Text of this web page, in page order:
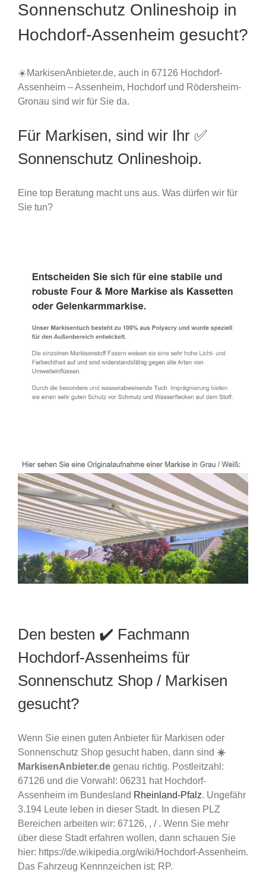
Sonnenschutz Onlineshoip in
Hochdorf-Assenheim gesucht?
☀️MarkisenAnbieter.de, auch in 67126 Hochdorf-
Assenheim – Assenheim, Hochdorf und Rödersheim-
Gronau sind wir für Sie da.
Für Markisen, sind wir Ihr ✅
Sonnenschutz Onlineshoip.
Eine top Beratung macht uns aus. Was dürfen wir für
Sie tun?
Den besten ✔️ Fachmann
Hochdorf-Assenheims für
Sonnenschutz Shop / Markisen
gesucht?
Wenn Sie einen guten Anbieter für Markisen oder
Sonnenschutz Shop gesucht haben, dann sind ☀️
MarkisenAnbieter.de genau richtig. Postleitzahl:
67126 und die Vorwahl: 06231 hat Hochdorf-
Assenheim im Bundesland Rheinland-Pfalz. Ungefähr
3.194 Leute leben in dieser Stadt. In diesen PLZ
Bereichen arbeiten wir: 67126, , / . Wenn Sie mehr
über diese Stadt erfahren wollen, dann schauen Sie
hier: https://de.wikipedia.org/wiki/Hochdorf-Assenheim.
Das Fahrzeug Kennnzeichen ist: RP.